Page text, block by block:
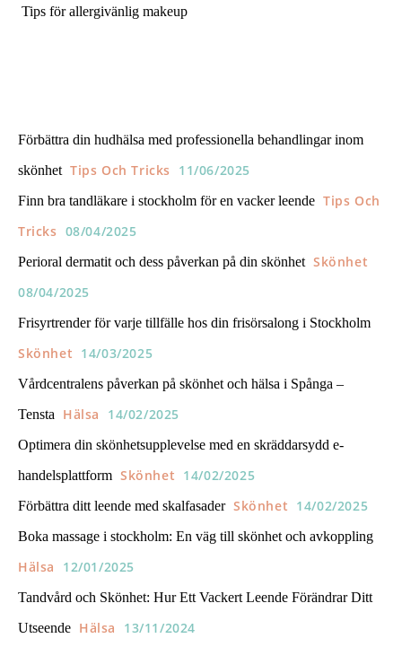
Tips för allergivänlig makeup
Förbättra din hudhälsa med professionella behandlingar inom
skönhet Tips Och Tricks 11/06/2025
Finn bra tandläkare i stockholm för en vacker leende Tips Och
Tricks 08/04/2025
Perioral dermatit och dess påverkan på din skönhet Skönhet
08/04/2025
Frisyrtrender för varje tillfälle hos din frisörsalong i Stockholm
Skönhet 14/03/2025
Vårdcentralens påverkan på skönhet och hälsa i Spånga –
Tensta
Hälsa 14/02/2025
Optimera din skönhetsupplevelse med en skräddarsydd e-
handelsplattform Skönhet 14/02/2025
Förbättra ditt leende med skalfasader Skönhet 14/02/2025
Boka massage i stockholm: En väg till skönhet och avkoppling
Hälsa 12/01/2025
Tandvård och Skönhet: Hur Ett Vackert Leende Förändrar Ditt
Utseende Hälsa 13/11/2024